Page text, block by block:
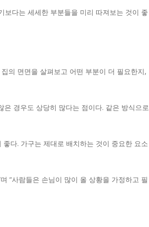
보다는 세세한 부분들을 미리 따져보는 것이 좋
의 면면을 살펴보고 어떤 부분이 더 필요한지,
경우도 상당히 많다는 점이다. 같은 방식으로
다. 가구는 제대로 배치하는 것이 중요한 요소
“사람들은 손님이 많이 올 상황을 가정하고 필